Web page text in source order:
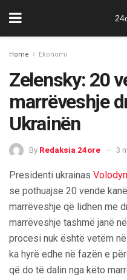
Home Ekonomi
Zelensky: 20
marrëveshje
Ukrainën
By Redaksia 24ore 3
Presidenti ukrainas
se pothuajse 20 vende
marrëveshje që lidhen me
marrëveshje tashmë janë
procesi nuk është vetëm
ka hyrë edhe në fazën e
që do të dalin nga këto